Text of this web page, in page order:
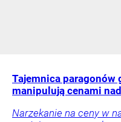
Tajemnica paragonów
manipulują cenami
Narzekanie na ceny w